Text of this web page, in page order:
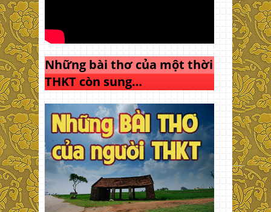
Những bài thơ của một thời
THKT còn sung…